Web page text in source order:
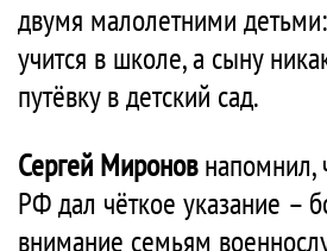
двумя малолетними
учится в школе, а сыну
путёвку в детский сад.
Сергей Мироновнапомнил,
РФ дал чёткое указание –
внимание семьям